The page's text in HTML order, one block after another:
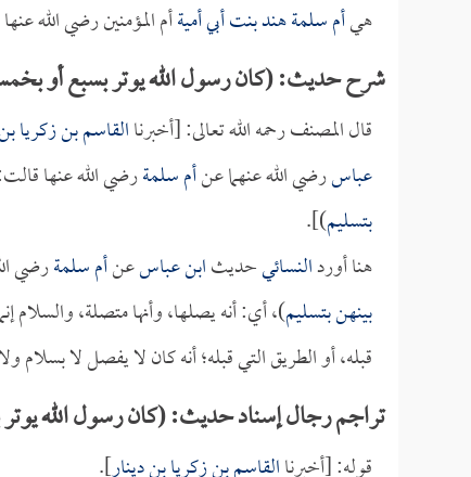
هيأم سلمة هند بنت أبي أميةأم المؤمنين رضي الله
شرح حديث: (كان رسول الله يوتر بسبع أو
قال المصنف رحمه الله تعالى: [أخبرناالقاسم بن زكريا
عباسرضي الله عنهما عنأم سلمةرضي الله عنها
بتسليم)].
هنا أوردالنسائيحديثابن عباسعنأم سلمةرضي
بينهن بتسليم)، أي: أنه يصلها، وأنها متصلة، والسلام
قبله، أو الطريق التي قبله؛ أنه كان لا يفصل لا بسلام
تراجم رجال إسناد حديث: (كان رسول الله